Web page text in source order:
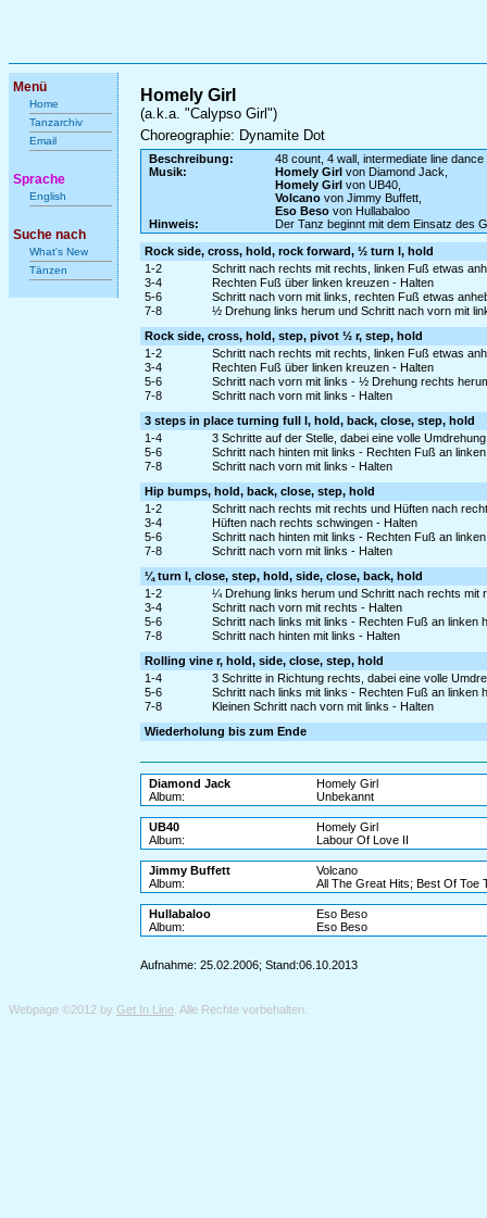
Menü
Home
Tanzarchiv
Email
Sprache
English
Suche nach
What's New
Tänzen
Homely Girl
(a.k.a. "Calypso Girl")
Choreographie: Dynamite Dot
Beschreibung:
48 count, 4 wall, intermediate line dance
Musik:
Homely Girlvon Diamond Jack,
Homely Girlvon UB40,
Volcanovon Jimmy Buffett,
Eso Besovon Hullabaloo
Hinweis:
Der Tanz beginnt mit dem Einsatz des
Rock side, cross, hold, rock forward, ½ turn l, hold
1-2
Schritt nach rechts mit rechts, linken Fuß etwas
3-4
Rechten Fuß über linken kreuzen - Halten
5-6
Schritt nach vorn mit links, rechten Fuß etwas
7-8
½ Drehung links herum und Schritt nach vorn mit
Rock side, cross, hold, step, pivot ½ r, step, hold
1-2
Schritt nach rechts mit rechts, linken Fuß etwas
3-4
Rechten Fuß über linken kreuzen - Halten
5-6
Schritt nach vorn mit links - ½ Drehung rechts
7-8
Schritt nach vorn mit links - Halten
3 steps in place turning full l, hold, back, close, step, hold
1-4
3 Schritte auf der Stelle, dabei eine volle
5-6
Schritt nach hinten mit links - Rechten Fuß an
7-8
Schritt nach vorn mit links - Halten
Hip bumps, hold, back, close, step, hold
1-2
Schritt nach rechts mit rechts und Hüften nach
3-4
Hüften nach rechts schwingen - Halten
5-6
Schritt nach hinten mit links - Rechten Fuß an
7-8
Schritt nach vorn mit links - Halten
¼ turn l, close, step, hold, side, close, back, hold
1-2
¼ Drehung links herum und Schritt nach rechts
3-4
Schritt nach vorn mit rechts - Halten
5-6
Schritt nach links mit links - Rechten Fuß an linken
7-8
Schritt nach hinten mit links - Halten
Rolling vine r, hold, side, close, step, hold
1-4
3 Schritte in Richtung rechts, dabei eine volle
5-6
Schritt nach links mit links - Rechten Fuß an linken
7-8
Kleinen Schritt nach vorn mit links - Halten
Wiederholung bis zum Ende
Diamond Jack
Homely Girl
Album:
Unbekannt
UB40
Homely Girl
Album:
Labour Of Love II
Jimmy Buffett
Volcano
Album:
All The Great Hits; Best Of Toe
Hullabaloo
Eso Beso
Album:
Eso Beso
Aufnahme: 25.02.2006; Stand:06.10.2013
Webpage ©2012 by Get In Line . Alle Rechte vorbehalten.